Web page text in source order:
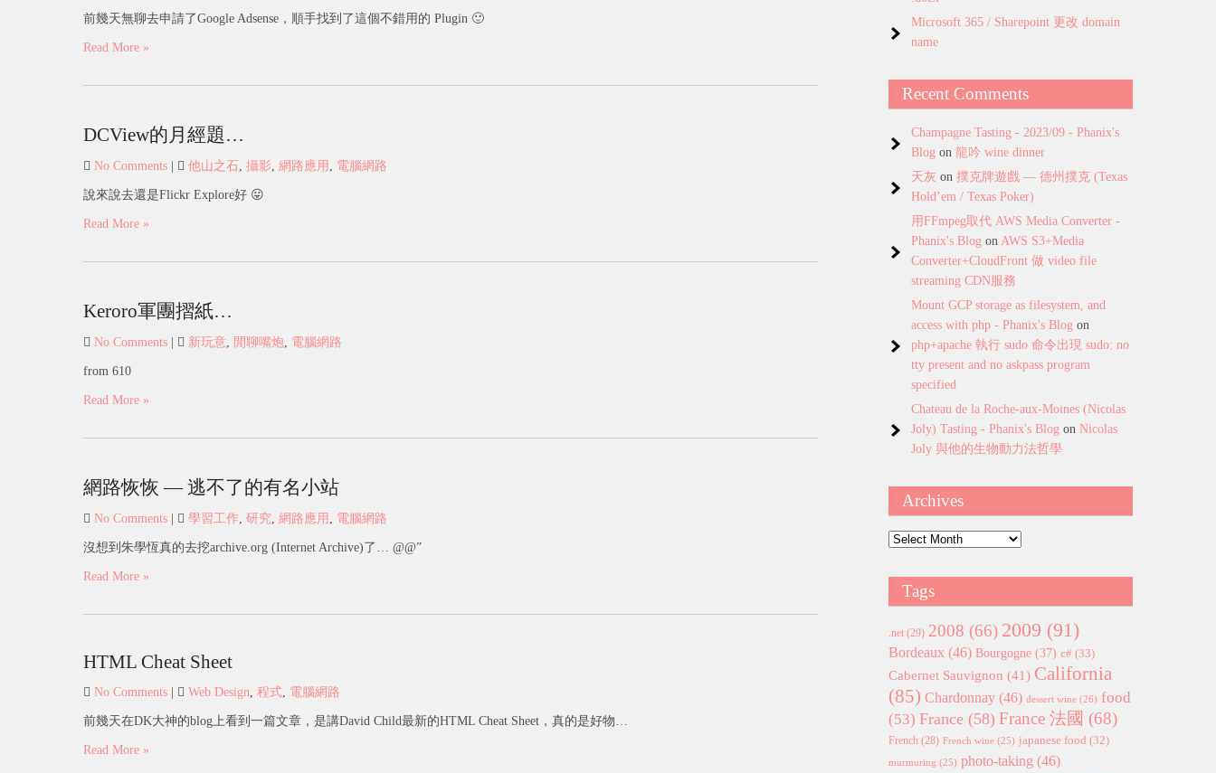
前幾天無聊去申請了Google Adsense，順手找到了這個不錯用的 Plugin 🙂
Read More »
DCView的月經題…
No Comments 他山之石 , 攝影, 網路應用 , 電腦網路
說來說去還是Flickr Explore好 😛
Read More »
Keroro軍團摺紙…
No Comments 新玩意, 閒聊嘴炮, 電腦網路
from 610
Read More »
網路恢恢 — 逃不了的有名小站
No Comments 學習工作, 研究, 網路應用 , 電腦網路
沒想到朱學恆真的去挖archive.org (Internet Archive)了… @@”
Read More »
HTML Cheat Sheet
No Comments Web Design, 程式, 電腦網路
前幾天在DK大神的blog上看到一篇文章，是講David Child最新的HTML Cheat Sheet，真的是好物…
Read More »
Microsoft 365 / Sharepoint 更改 domain
name
Recent Comments
Champagne Tasting - 2023/09 - Phanix's
Blog on 龍吟 wine dinner
天灰 on 撲克牌遊戲 — 德州撲克 (Texas
Hold’em / Texas Poker)
用FFmpeg取代 AWS Media Converter -
Phanix's Blog on AWS S3+Media
Converter+CloudFront 做 video file
streaming CDN服務
Mount GCP storage as filesystem, and
access with php - Phanix's Blog on
php+apache 執行 sudo 命令出現 sudo: no
tty present and no askpass program
specified
Chateau de la Roche-aux-Moines (Nicolas
Joly) Tasting - Phanix's Blog on Nicolas
Joly 與他的生物動力法哲學
Archives
Archives
Tags
.net (29) 2008 (66) 2009 (91)
Bordeaux (46) Bourgogne (37) c# (33)
Cabernet Sauvignon (41) California
(85) Chardonnay (46) dessert wine (26) food
(53) France (58) France 法國 (68)
French (28) French wine (25) japanese food (32)
murmuring (25) photo-taking (46)